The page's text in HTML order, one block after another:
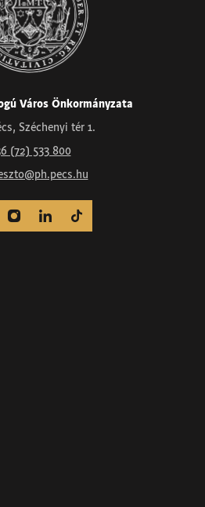
Város Önkormányzata
Széchenyi tér 1.
(72) 533 800